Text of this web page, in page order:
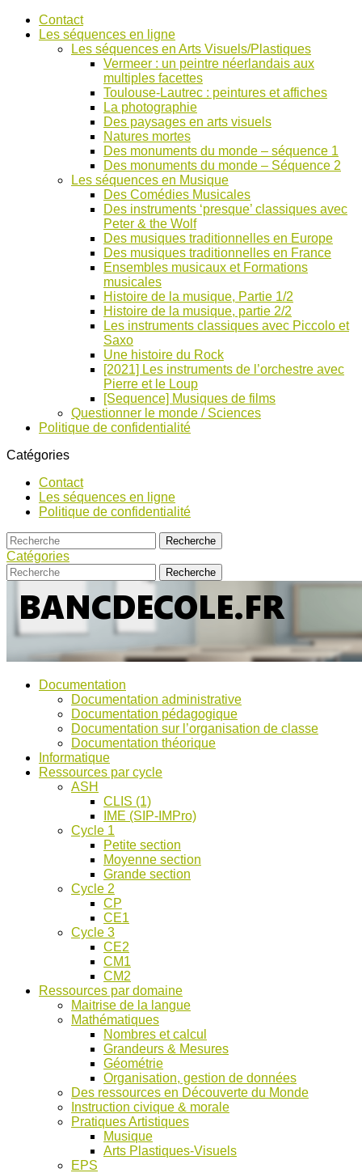
AccéderContact
Les séquences en ligne
Les séquences en Arts Visuels/Plastiques
Vermeer : un peintre néerlandais aux
multiples facettes
Toulouse-Lautrec : peintures et affiches
La photographie
Des paysages en arts visuels
Natures mortes
Des monuments du monde – séquence 1
Des monuments du monde – Séquence 2
Les séquences en Musique
Des Comédies Musicales
Des instruments ‘presque’ classiques avec
Peter & the Wolf
Des musiques traditionnelles en Europe
Des musiques traditionnelles en France
Ensembles musicaux et Formations
musicales
Histoire de la musique, Partie 1/2
Histoire de la musique, partie 2/2
Les instruments classiques avec Piccolo et
Saxo
Une histoire du Rock
[2021] Les instruments de l’orchestre avec
Pierre et le Loup
[Sequence] Musiques de films
Questionner le monde / Sciences
Politique de confidentialité
Catégories
Contact
Les séquences en ligne
Politique de confidentialité
Catégories
Bancs
d’Ecole
pour
discussions
Documentation
Documentation administrative
Documentation pédagogique
Documentation sur l’organisation de classe
Documentation théorique
Informatique
Ressources par cycle
ASH
CLIS (1)
IME (SIP-IMPro)
Cycle 1
Petite section
Moyenne section
Grande section
Cycle 2
CP
CE1
Cycle 3
CE2
CM1
CM2
Ressources par domaine
Maitrise de la langue
Mathématiques
Nombres et calcul
Grandeurs & Mesures
Géométrie
Organisation, gestion de données
Des ressources en Découverte du Monde
Instruction civique & morale
Pratiques Artistiques
Musique
Arts Plastiques-Visuels
EPS